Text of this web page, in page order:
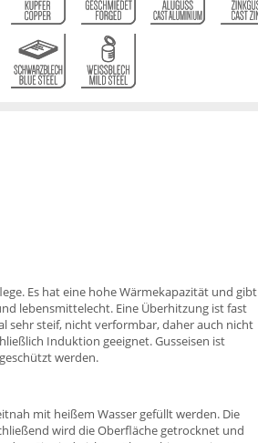
Es hat eine hohe Wärmekapazität und gibt
lebensmittelecht. Eine Überhitzung ist fast
sehr steif, nicht verformbar, daher auch nicht
Induktion geeignet. Gusseisen ist
werden.
mit heißem Wasser gefüllt werden. Die
wird die Oberfläche getrocknet und